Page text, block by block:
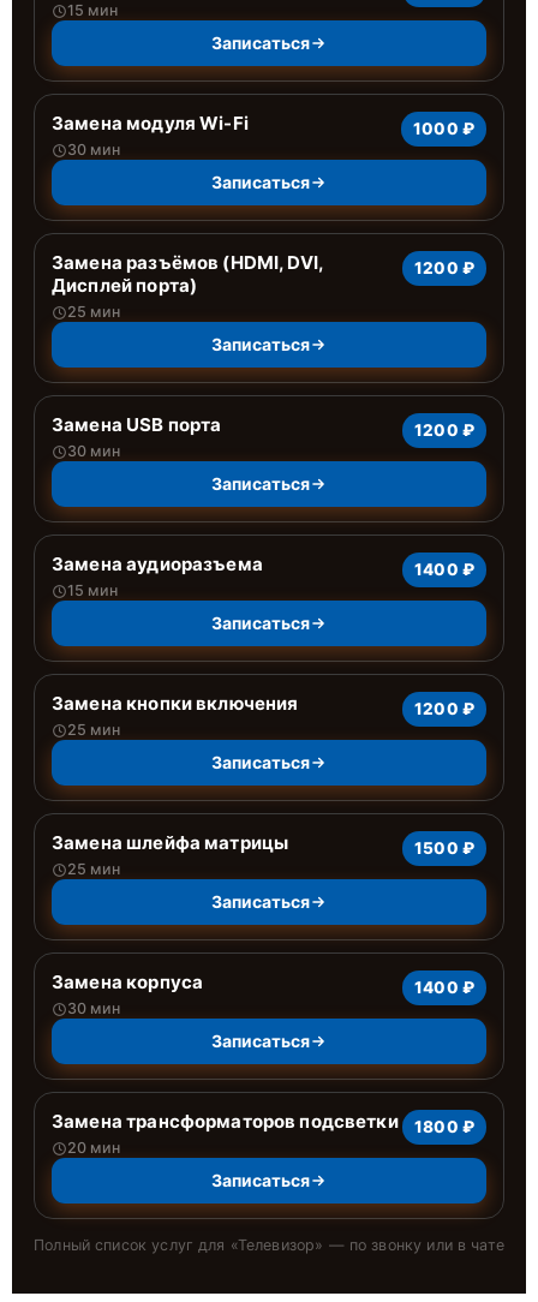
15 мин
Записаться
Замена модуля Wi-Fi
30 мин
1000 ₽
Записаться
Замена разъёмов (HDMI, DVI,
Дисплей порта)
25 мин
1200 ₽
Записаться
Замена USB порта
30 мин
1200 ₽
Записаться
Замена аудиоразъема
15 мин
1400 ₽
Записаться
Замена кнопки включения
25 мин
1200 ₽
Записаться
Замена шлейфа матрицы
25 мин
1500 ₽
Записаться
Замена корпуса
30 мин
1400 ₽
Записаться
Замена трансформаторов подсветки
20 мин
1800 ₽
Записаться
Полный список услуг для «Телевизор» — по звонку или в чате